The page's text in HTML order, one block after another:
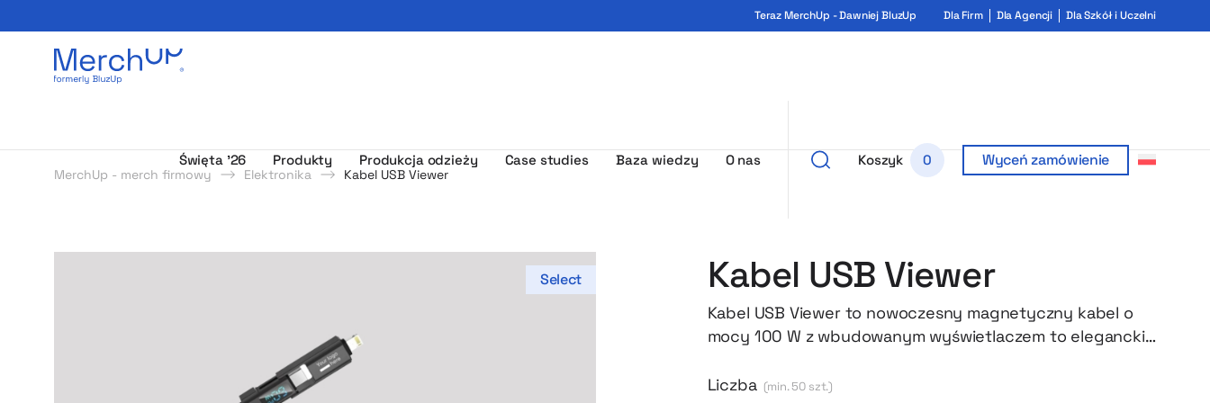
Teraz MerchUp - Dawniej BluzUp Dla Firm Dla Agencji Dla Szkół i Uczelni
Odzież reklamowa z nadrukiem i gadżety firmowe z logo - MerchUp
Święta ’26 Produkty Produkcja odzieży Case studies Baza wiedzy O nas Koszyk 0 Wyceń zamówienie
MerchUp - merch firmowy Elektronika Kabel USB Viewer
Select Kabel USB Viewer
Kabel USB Viewer to nowoczesny magnetyczny kabel o
mocy 100 W z wbudowanym wyświetlaczem to eleganckie
biurze, jak i w domu. Magnetyczne złącze umożliwia
Liczba (min. 50 szt.)